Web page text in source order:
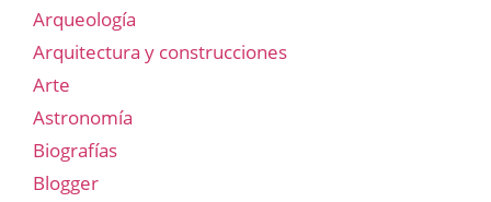
Arqueología
Arquitectura y construcciones
Arte
Astronomía
Biografías
Blogger